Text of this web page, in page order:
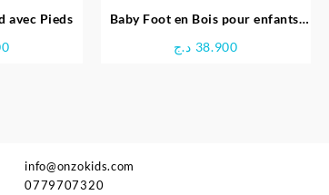
avec Pieds
Baby Foot en Bois pour enfants,
38.900 د.ج
info@onzokids.com
0779707320